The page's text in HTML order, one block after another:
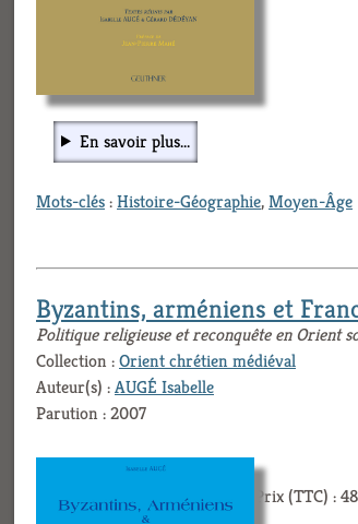
En savoir plus...
Mots-clés:Histoire-Géographie,Moyen-Âge
Byzantins, arméniens et
Politique religieuse et reconquête en Orient
Collection :Orient chrétien médiéval
Auteur(s) :AUGÉ Isabelle
Parution : 2007
Prix (TTC) :